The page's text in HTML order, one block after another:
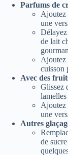
Parfums de
Ajoutez
une
Délayez
de lait
Ajoutez
cuisson
Avec des
Glissez
lamelles
Ajoutez
une
Autres
de